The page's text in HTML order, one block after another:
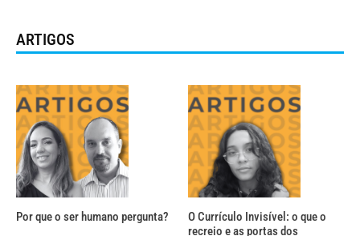
ARTIGOS
Por que o ser humano pergunta?
O Currículo Invisível: o que o
recreio e as portas dos